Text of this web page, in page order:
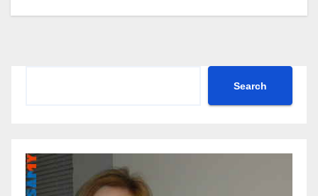
Search